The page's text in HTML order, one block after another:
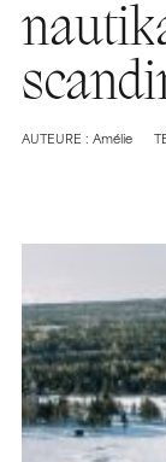
AUTEURE : Amélie